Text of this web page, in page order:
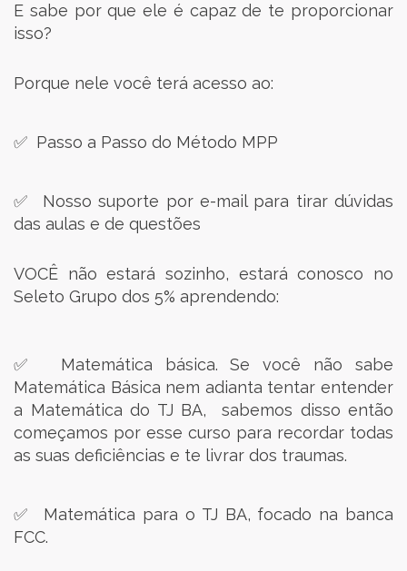
E sabe por que ele é capaz de te proporcionar
isso?
Porque nele você terá acesso ao:
✅ Passo a Passo do Método MPP
✅ Nosso suporte por e-mail para tirar dúvidas
das aulas e de questões
VOCÊ não estará sozinho, estará conosco no
Seleto Grupo dos 5% aprendendo:
✅ Matemática básica. Se você não sabe
Matemática Básica nem adianta tentar entender
a Matemática do TJ BA, sabemos disso então
começamos por esse curso para recordar todas
as suas deficiências e te livrar dos traumas.
✅ Matemática para o TJ BA, focado na banca
FCC.